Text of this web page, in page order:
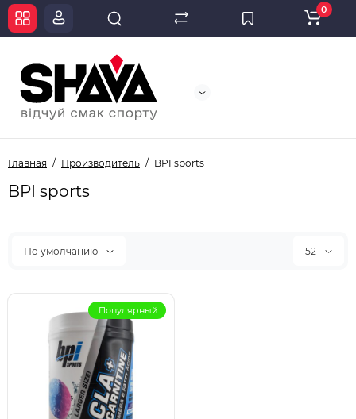
0
Главная Производитель BPI sports
BPI sports
По умолчанию 52
Популярный